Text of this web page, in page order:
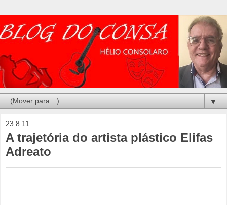
▼
23.8.11
A trajetória do artista plástico Elifas
Adreato